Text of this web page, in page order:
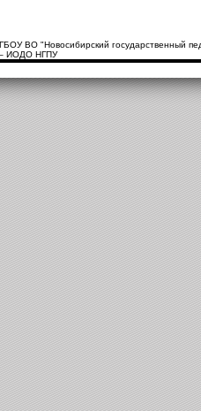
ВО "Новосибирский государственный
– ИОДО НГПУ